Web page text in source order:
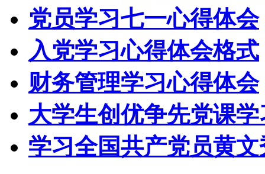
党员学习七一心得体会
入党学习心得体会格式
财务管理学习心得体会
大学生创优争先党课
学习全国共产党员黄